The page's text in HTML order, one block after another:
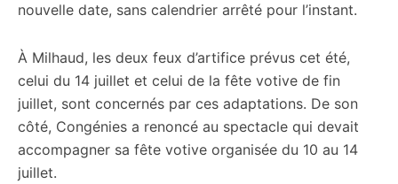
nouvelle date, sans calendrier arrêté pour l’instant.
À Milhaud, les deux feux d’artifice prévus cet été,
celui du 14 juillet et celui de la fête votive de fin
juillet, sont concernés par ces adaptations. De son
côté, Congénies a renoncé au spectacle qui devait
accompagner sa fête votive organisée du 10 au 14
juillet.